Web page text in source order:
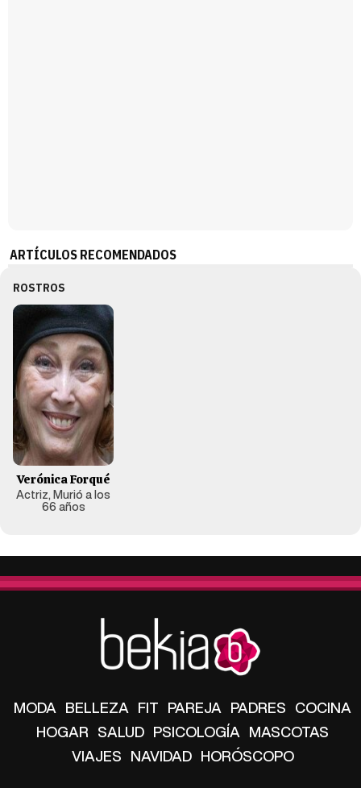
ARTÍCULOS RECOMENDADOS
ROSTROS
Verónica Forqué
Actriz, Murió a los
66 años
MODA BELLEZA FIT PAREJA PADRES COCINA
HOGAR SALUD PSICOLOGÍA MASCOTAS
VIAJES NAVIDAD HORÓSCOPO